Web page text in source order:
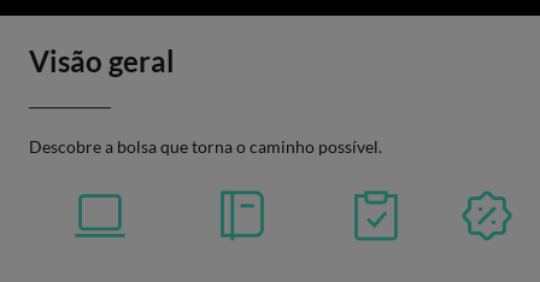
Visão geral
Descobre a bolsa que torna o caminho possível.